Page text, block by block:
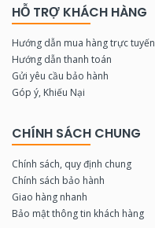
HỖ TRỢ KHÁCH HÀNG
Hướng dẫn mua hàng trực tuyến
Hướng dẫn thanh toán
Gửi yêu cầu bảo hành
Góp ý, Khiếu Nại
CHÍNH SÁCH CHUNG
Chính sách, quy định chung
Chính sách bảo hành
Giao hàng nhanh
Bảo mật thông tin khách hàng